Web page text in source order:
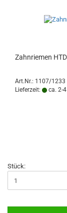
Zahnriemen
Art.Nr.: 1107/1233
Lieferzeit:
ca. 2-
Stück: